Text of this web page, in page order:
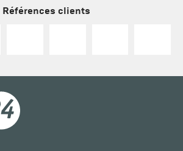
Références clients